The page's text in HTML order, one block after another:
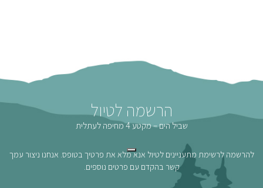
הרשמה לטיול
שביל הים – מקטע 4 מחיפה לעתלית
להרשמה לרשימת מתעניינים לטיול אנא מלא את פרטיך בטופס. אנחנו ניצור עמך
קשר בהקדם עם פרטים נוספים.